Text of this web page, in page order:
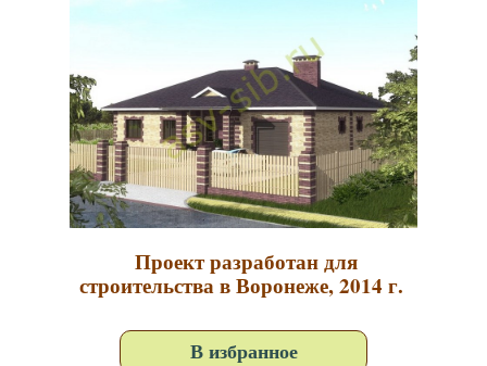
Проект разработан для
строительства в Воронеже, 2014 г.
В избранное